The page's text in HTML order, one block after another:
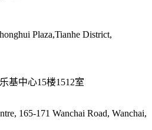
Plaza,Tianhe District,
基中心15楼1512室
165-171 Wanchai Road, Wanchai,